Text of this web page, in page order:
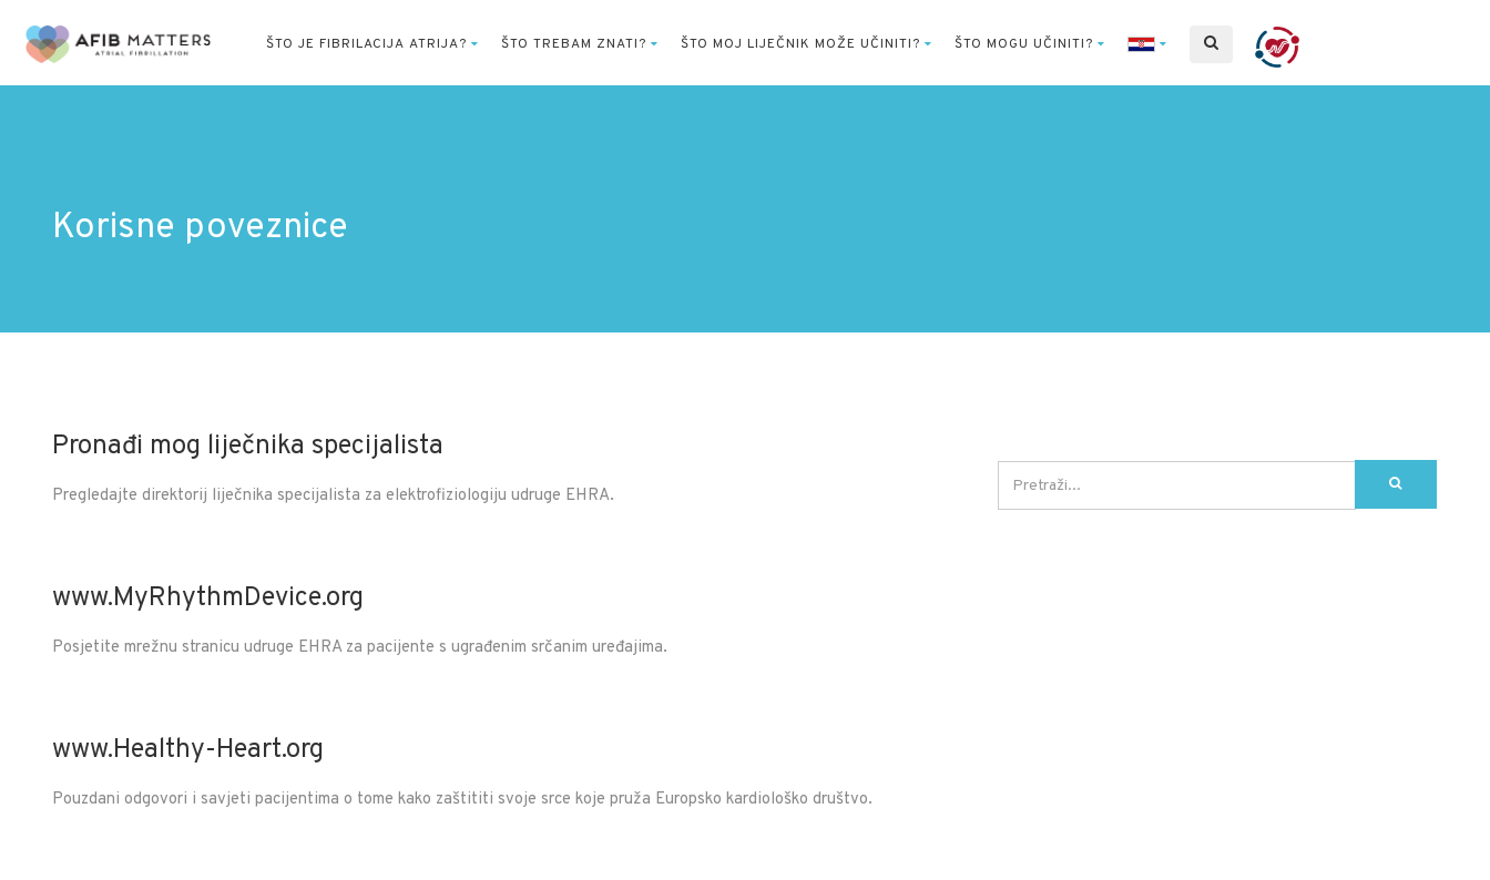
ŠTO JE FIBRILACIJA ATRIJA? ŠTO TREBAM ZNATI? ŠTO MOJ LIJEČNIK MOŽE UČINITI? ŠTO MOGU UČINITI?
Korisne poveznice
Pronađi mog liječnika specijalista
Pregledajte direktorij liječnika specijalista za elektrofiziologiju udruge EHRA.
www.MyRhythmDevice.org
Posjetite mrežnu stranicu udruge EHRA za pacijente s ugrađenim srčanim uređajima.
www.Healthy-Heart.org
Pouzdani odgovori i savjeti pacijentima o tome kako zaštititi svoje srce koje pruža Europsko kardiološko društvo.